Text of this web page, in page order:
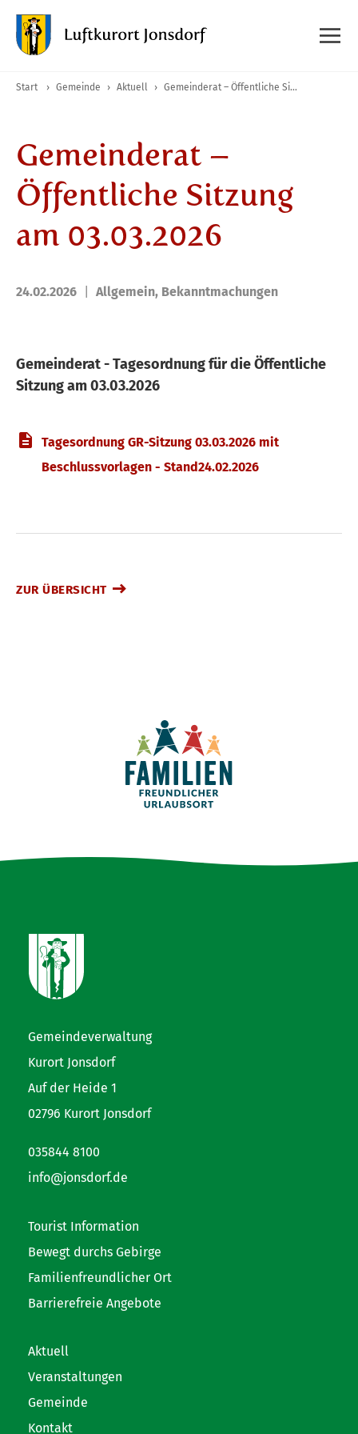
Start › Gemeinde › Aktuell › Gemeinderat – Öffentliche Sitzung am 03.03.2026
Gemeinderat –
Öffentliche Sitzung
am 03.03.2026
24.02.2026 Allgemein, Bekanntmachungen
Gemeinderat - Tagesordnung für die Öffentliche
Sitzung am 03.03.2026
Tagesordnung GR-Sitzung 03.03.2026 mit
Beschlussvorlagen - Stand24.02.2026
ZUR ÜBERSICHT
Gemeindeverwaltung
Kurort Jonsdorf
Auf der Heide 1
02796 Kurort Jonsdorf
035844 8100
info@jonsdorf.de
Tourist Information
Bewegt durchs Gebirge
Familienfreundlicher Ort
Barrierefreie Angebote
Aktuell
Veranstaltungen
Gemeinde
Kontakt